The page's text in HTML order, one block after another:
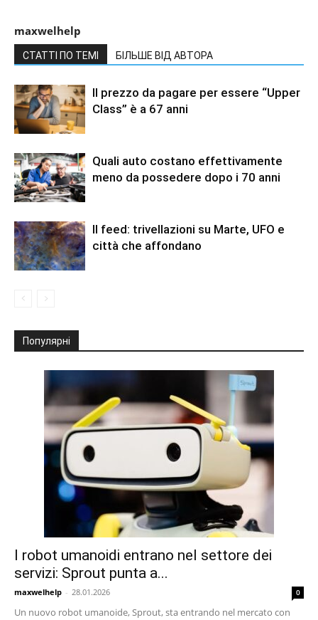
maxwelhelp
СТАТТІ ПО ТЕМІ БІЛЬШЕ ВІД АВТОРА
Il prezzo da pagare per essere “Upper
Class” è a 67 anni
Quali auto costano effettivamente
meno da possedere dopo i 70 anni
Il feed: trivellazioni su Marte, UFO e
città che affondano
Популярні
I robot umanoidi entrano nel settore dei
servizi: Sprout punta a...
maxwelhelp - 28.01.2026 0
Un nuovo robot umanoide, Sprout, sta entrando nel mercato con